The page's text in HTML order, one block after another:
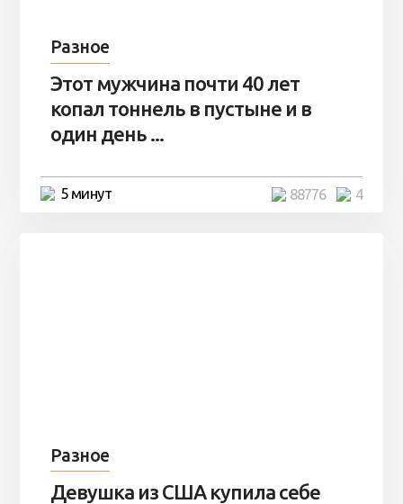
Разное
Этот мужчина почти 40 лет
копал тоннель в пустыне и в
один день ...
5 минут 4
88776
Разное
Девушка из США купила себе